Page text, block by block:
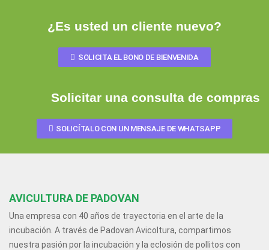
¿Es usted un cliente nuevo?
SOLICITA EL BONO DE BIENVENIDA
Solicitar una consulta de compras
SOLICÍTALO CON UN MENSAJE DE WHATSAPP
AVICULTURA DE PADOVAN
Una empresa con 40 años de trayectoria en el arte de la
incubación. A través de Padovan Avicoltura, compartimos
nuestra pasión por la incubación y la eclosión de pollitos con